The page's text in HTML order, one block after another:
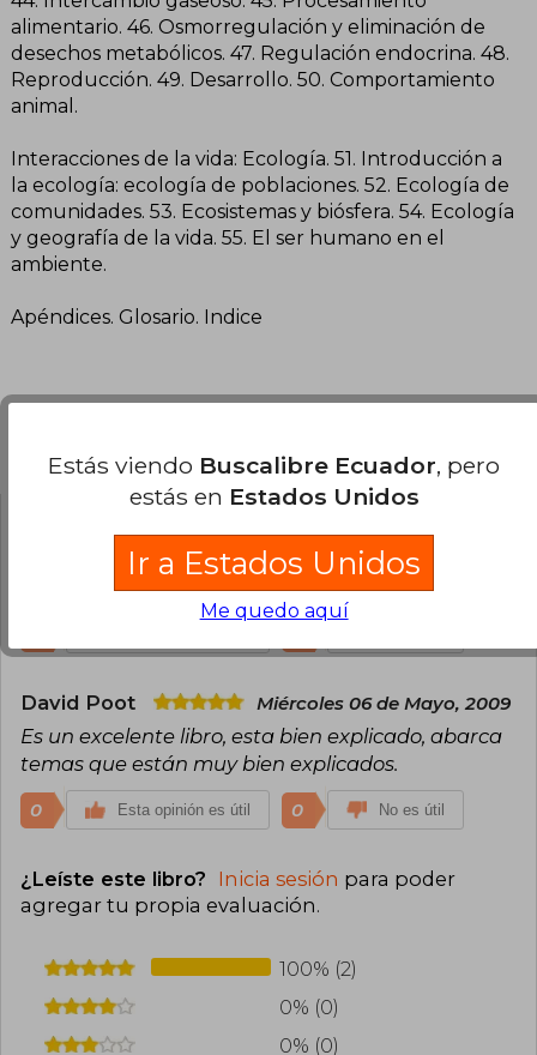
alimentario. 46. Osmorregulación y eliminación de
desechos metabólicos. 47. Regulación endocrina. 48.
Reproducción. 49. Desarrollo. 50. Comportamiento
animal.
Interacciones de la vida: Ecología. 51. Introducción a
la ecología: ecología de poblaciones. 52. Ecología de
comunidades. 53. Ecosistemas y biósfera. 54. Ecología
y geografía de la vida. 55. El ser humano en el
ambiente.
Apéndices. Glosario. Indice
Opiniones del libro
Maria Eugenia Cervantes
Jueves 26
de Febrero, 2009
Es un buen libro, está bien explicado.
David Poot Miércoles 06 de Mayo, 2009
Es un excelente libro, esta bien explicado, abarca
temas que están muy bien explicados.
0 Esta opinión es útil 0 No es útil
¿Leíste este libro? Inicia sesión para poder
agregar tu propia evaluación.
100% (2)
0% (0)
0% (0)
Estás viendo Buscalibre Ecuador, pero
estás en Estados Unidos
Ir a Estados Unidos
Me quedo aquí